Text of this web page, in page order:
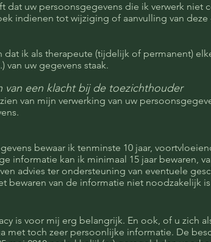
dat uw persoonsgegevens die ik verwerk niet
indienen tot wijziging of aanvulling van deze
dat ik als therapeute (tijdelijk of permanent)
van uw gegevens staak.
een klacht bij de toezichthouder
van mijn verwerking van uw
bewaar ik tenminste 10 jaar,
informatie kan ik minimaal 15 jaar bewaren,
advies ter ondersteuning van eventuele
bewaren van de informatie niet noodzakelijk
is voor mij erg belangrijk. En ook, of u zich
met toch zeer persoonlijke informatie. De